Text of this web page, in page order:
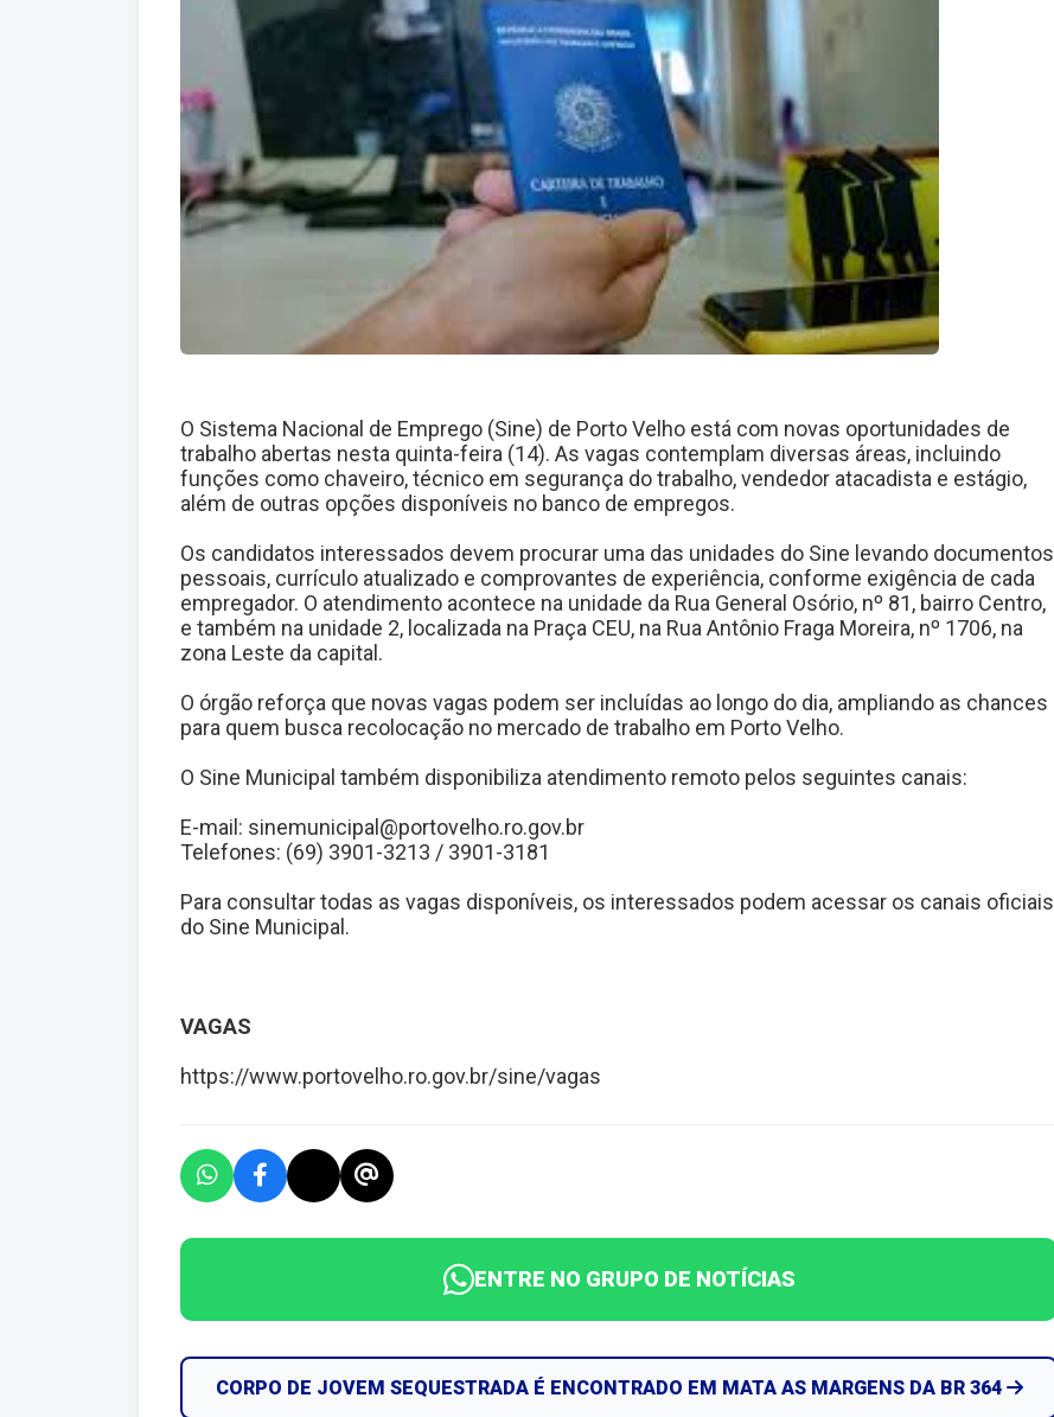
O Sistema Nacional de Emprego (Sine) de Porto Velho está com novas oportunidades de
trabalho abertas nesta quinta-feira (14). As vagas contemplam diversas áreas, incluindo
funções como chaveiro, técnico em segurança do trabalho, vendedor atacadista e estágio,
além de outras opções disponíveis no banco de empregos.
Os candidatos interessados devem procurar uma das unidades do Sine levando documentos
pessoais, currículo atualizado e comprovantes de experiência, conforme exigência de cada
empregador. O atendimento acontece na unidade da Rua General Osório, nº 81, bairro Centro,
e também na unidade 2, localizada na Praça CEU, na Rua Antônio Fraga Moreira, nº 1706, na
zona Leste da capital.
O órgão reforça que novas vagas podem ser incluídas ao longo do dia, ampliando as chances
para quem busca recolocação no mercado de trabalho em Porto Velho.
O Sine Municipal também disponibiliza atendimento remoto pelos seguintes canais:
E-mail: sinemunicipal@portovelho.ro.gov.br
Telefones: (69) 3901-3213 / 3901-3181
Para consultar todas as vagas disponíveis, os interessados podem acessar os canais oficiais
do Sine Municipal.
VAGAS
https://www.portovelho.ro.gov.br/sine/vagas
ENTRE NO GRUPO DE NOTÍCIAS
CORPO DE JOVEM SEQUESTRADA É ENCONTRADO EM MATA AS MARGENS DA BR 364